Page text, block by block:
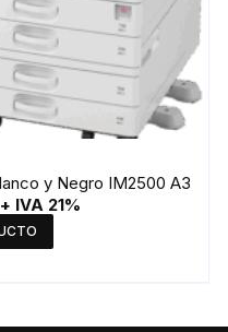
y Negro IM2500 A3
+ IVA 21%